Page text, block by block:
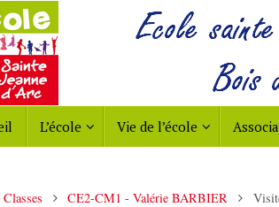
L’école Vie de l’école
Classes CE2-CM1 - Valérie BARBIER